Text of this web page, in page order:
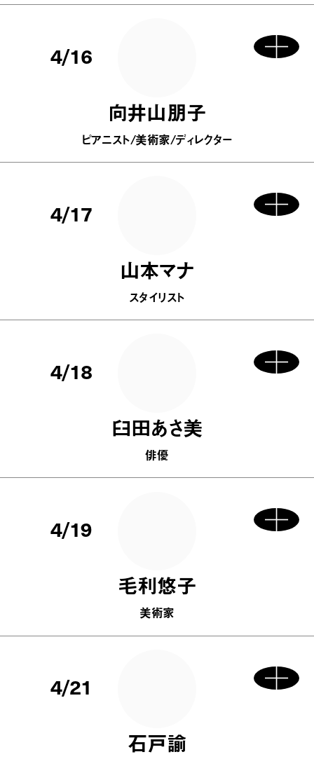
4/16
向井山朋子
ピアニスト/美術家/ディレクター
4/17
山本マナ
スタイリスト
4/18
臼田あさ美
俳優
4/19
毛利悠子
美術家
4/21
石戸諭